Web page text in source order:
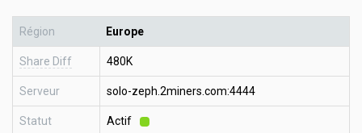
Région Europe
Share Diff 480K
Serveur solo-zeph.2miners.com:4444
Statut Actif